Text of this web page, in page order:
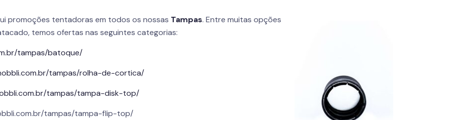
promoções tentadoras em todos os nossas Tampas. Entre muitas opções
temos ofertas nas seguintes categorias:
tampas/batoque/
tampas/rolha-de-cortica/
tampas/tampa-disk-top/
tampas/tampa-flip-top/